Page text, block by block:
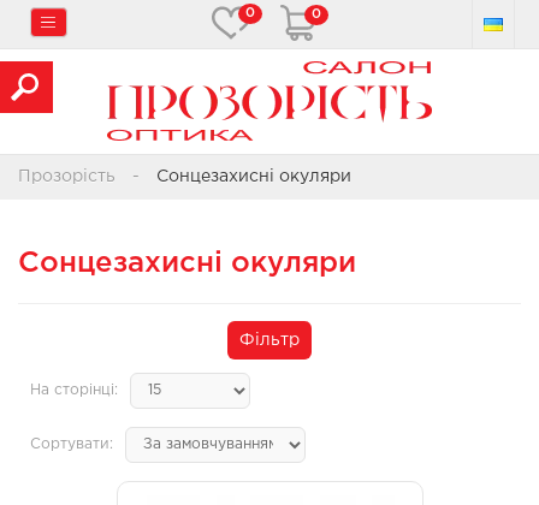
0 0
Прозорість Сонцезахисні окуляри
Сонцезахисні окуляри
Фільтр
На сторінці:
Сортувати: